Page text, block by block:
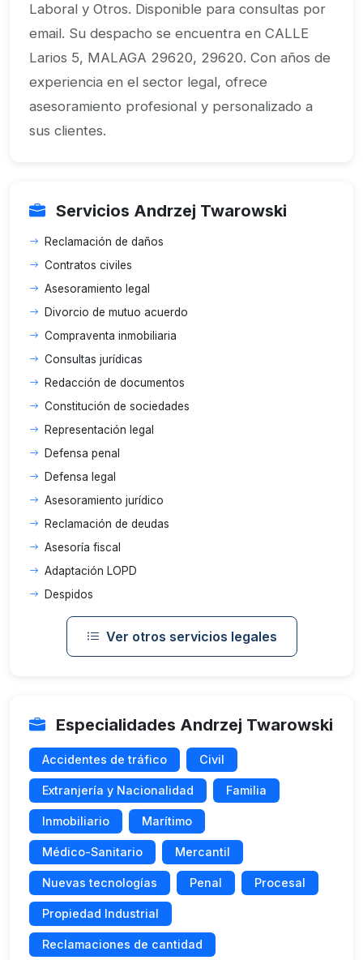
Laboral y Otros. Disponible para consultas por
email. Su despacho se encuentra en CALLE
Larios 5, MALAGA 29620, 29620. Con años de
experiencia en el sector legal, ofrece
asesoramiento profesional y personalizado a
sus clientes.
Servicios Andrzej Twarowski
Reclamación de daños
Contratos civiles
Asesoramiento legal
Divorcio de mutuo acuerdo
Compraventa inmobiliaria
Consultas jurídicas
Redacción de documentos
Constitución de sociedades
Representación legal
Defensa penal
Defensa legal
Asesoramiento jurídico
Reclamación de deudas
Asesoría fiscal
Adaptación LOPD
Despidos
Ver otros servicios legales
Especialidades Andrzej Twarowski
Accidentes de tráfico Civil
Extranjería y Nacionalidad Familia
Inmobiliario Marítimo
Médico-Sanitario Mercantil
Nuevas tecnologías Penal Procesal
Propiedad Industrial
Reclamaciones de cantidad